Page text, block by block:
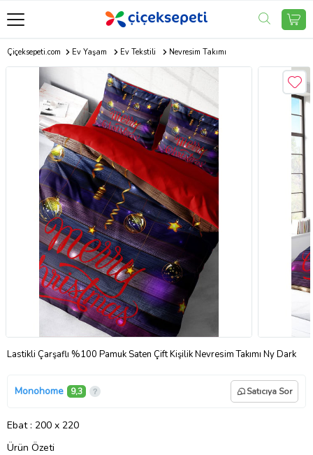
Çiçeksepeti.com Ev Yaşam Ev Tekstili Nevresim Takımı
Lastikli Çarşaflı %100 Pamuk Saten Çift Kişilik Nevresim Takımı Ny Dark
Monohome 9,3 Satıcıya Sor
Ebat : 200 x 220
Ürün Özeti